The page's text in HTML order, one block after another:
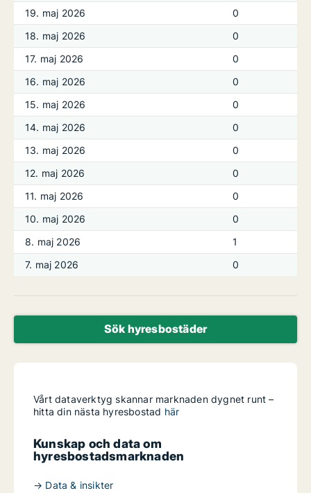
19. maj 2026
0
18. maj 2026
0
17. maj 2026
0
16. maj 2026
0
15. maj 2026
0
14. maj 2026
0
13. maj 2026
0
12. maj 2026
0
11. maj 2026
0
10. maj 2026
0
8. maj 2026
1
7. maj 2026
0
Sök hyresbostäder
Vårt dataverktyg skannar marknaden dygnet runt –
hitta din nästa hyresbostad här
Kunskap och data om
hyresbostadsmarknaden
→ Data & insikter